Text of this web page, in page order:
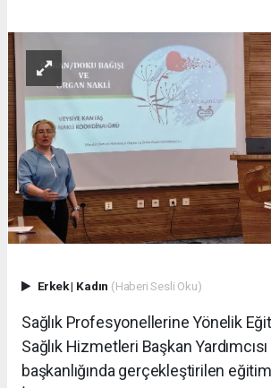
Erkek| Kadın (Haberi Sesli Oku)
Sağlık Profesyonellerine Yönelik
Sağlık Hizmetleri Başkan
başkanlığında gerçekleştirilen